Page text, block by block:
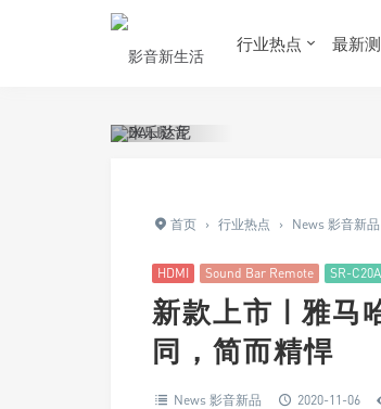
行业热点 最新
首页 › 行业热点 › News 影音新品
HDMI Sound Bar Remote SR-C20A
新款上市 | 雅马
同，简而精悍
News 影音新品 2020-11-06